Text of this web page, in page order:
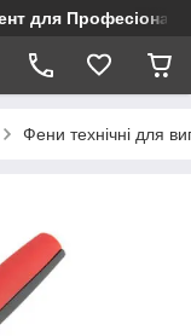
для
Фени технічні для